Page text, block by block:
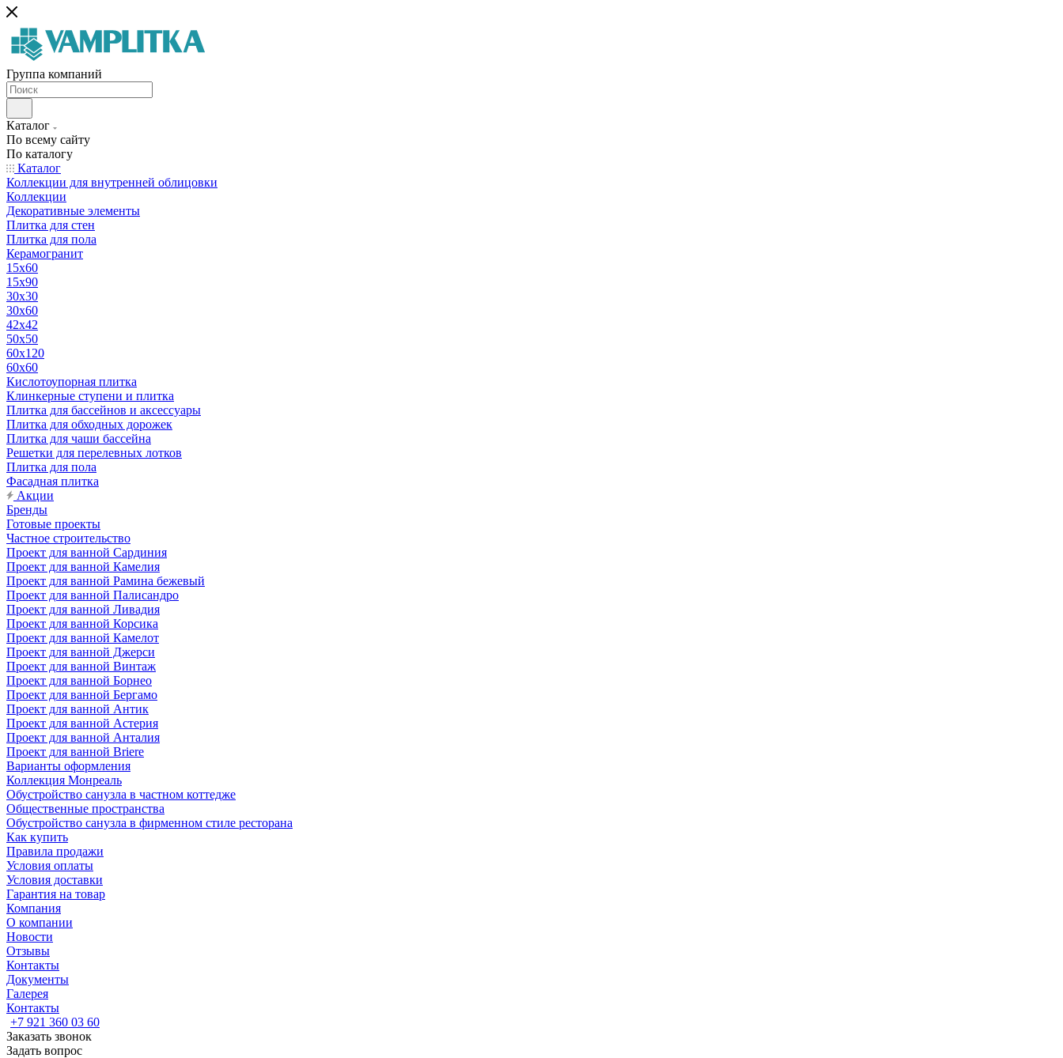
Группа компаний
Каталог
По всему сайту
По каталогу
Каталог
Коллекции для внутренней облицовки
Коллекции
Декоративные элементы
Плитка для стен
Плитка для пола
Керамогранит
15х60
15x90
30х30
30х60
42х42
50х50
60х120
60х60
Кислотоупорная плитка
Клинкерные ступени и плитка
Плитка для бассейнов и аксессуары
Плитка для обходных дорожек
Плитка для чаши бассейна
Решетки для перелевных лотков
Плитка для пола
Фасадная плитка
Акции
Бренды
Готовые проекты
Частное строительство
Проект для ванной Сардиния
Проект для ванной Камелия
Проект для ванной Рамина бежевый
Проект для ванной Палисандро
Проект для ванной Ливадия
Проект для ванной Корсика
Проект для ванной Камелот
Проект для ванной Джерси
Проект для ванной Винтаж
Проект для ванной Борнео
Проект для ванной Бергамо
Проект для ванной Антик
Проект для ванной Астерия
Проект для ванной Анталия
Проект для ванной Briere
Варианты оформления
Коллекция Монреаль
Обустройство санузла в частном коттедже
Общественные пространства
Обустройство санузла в фирменном стиле ресторана
Как купить
Правила продажи
Условия оплаты
Условия доставки
Гарантия на товар
Компания
О компании
Новости
Отзывы
Контакты
Документы
Галерея
Контакты
+7 921 360 03 60
Заказать звонок
Задать вопрос